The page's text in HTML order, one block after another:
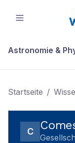
Astronomie &
Startseite /
C